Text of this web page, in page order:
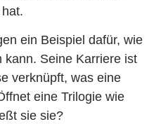
ein Beispiel dafür, wie
kann. Seine Karriere ist
verknüpft, was eine
eine Trilogie wie
sie sie?